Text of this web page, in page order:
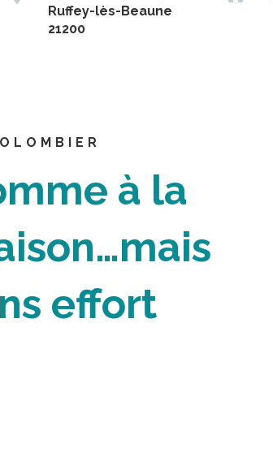
Ruffey-lès-Beaune
21200
à la
effort